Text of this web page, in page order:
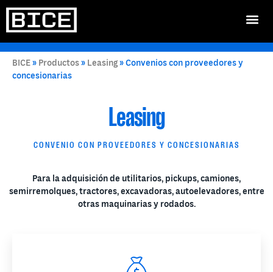
BICE» Productos» Leasing»Convenios con proveedores y
concesionarias
Leasing
CONVENIO CON PROVEEDORES Y CONCESIONARIAS
Para la adquisición de utilitarios, pickups, camiones,
semirremolques, tractores, excavadoras, autoelevadores, entre
otras maquinarias y rodados.